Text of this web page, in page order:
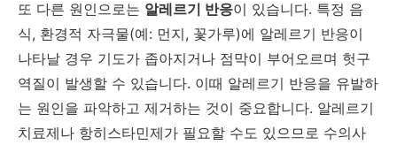
또 다른 원인으로는 알레르기 반응이 있습니다. 특정 음
식, 환경적 자극물(예: 먼지, 꽃가루)에 알레르기 반응이
나타날 경우 기도가 좁아지거나 점막이 부어오르며 헛구
역질이 발생할 수 있습니다. 이때 알레르기 반응을 유발하
는 원인을 파악하고 제거하는 것이 중요합니다. 알레르기
치료제나 항히스타민제가 필요할 수도 있으므로 수의사